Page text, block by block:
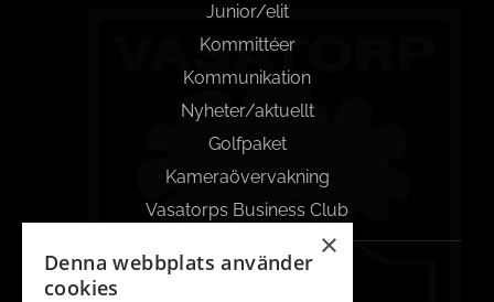
Junior/elit
Kommittéer
Kommunikation
Nyheter/aktuellt
Golfpaket
Kameraövervakning
Vasatorps Business Club
×
Denna webbplats använder
cookies